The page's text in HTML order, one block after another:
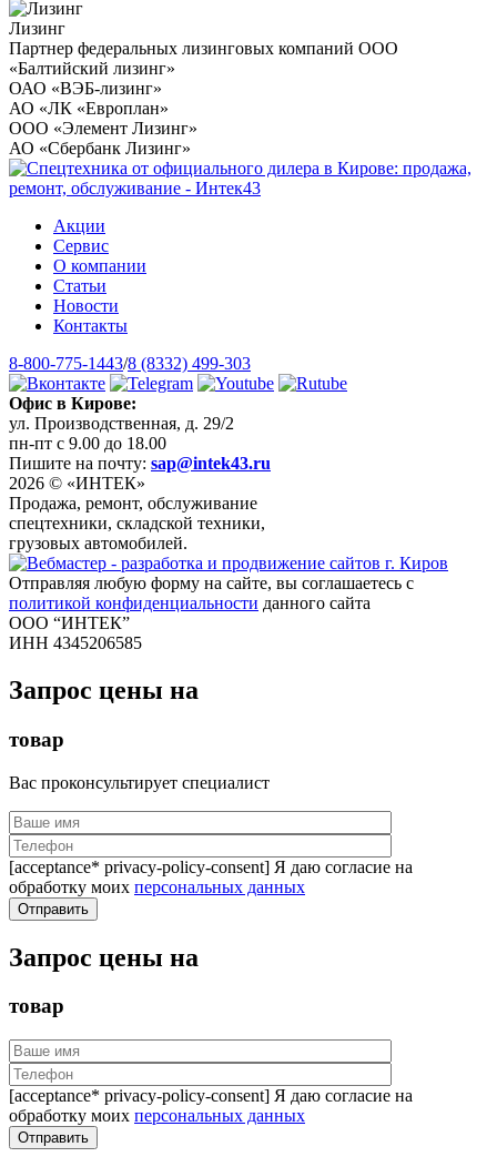
Лизинг
Партнер федеральных лизинговых компаний ООО
«Балтийский лизинг»
ОАО «ВЭБ-лизинг»
АО «ЛК «Европлан»
ООО «Элемент Лизинг»
АО «Сбербанк Лизинг»
Акции
Сервис
О компании
Статьи
Новости
Контакты
8-800-775-1443/8 (8332) 499-303
Офис в Кирове:
ул. Производственная, д. 29/2
пн-пт с 9.00 до 18.00
Пишите на почту: sap@intek43.ru
2026 © «ИНТЕК»
Продажа, ремонт, обслуживание
спецтехники, складской техники,
грузовых автомобилей.
Отправляя любую форму на сайте, вы соглашаетесь с
политикой конфиденциальности данного сайта
ООО “ИНТЕК”
ИНН 4345206585
Запрос цены на
товар
Вас проконсультирует специалист
[acceptance* privacy-policy-consent] Я даю согласие на
обработку моих персональных данных
Запрос цены на
товар
[acceptance* privacy-policy-consent] Я даю согласие на
обработку моих персональных данных